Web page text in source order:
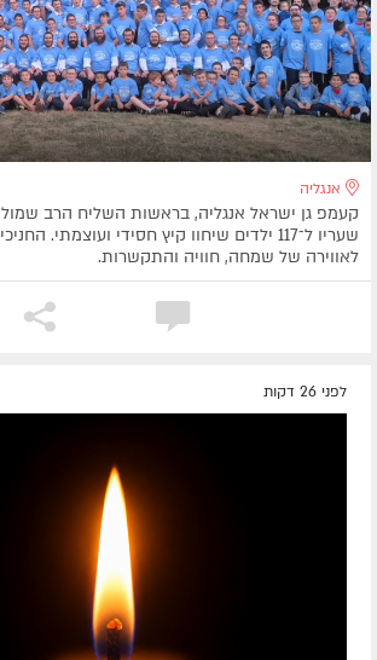
אנגליה
קעמפ גן ישראל אנגליה, בראשות השליח הרב
לאווירה של שמחה, חוויה והתקשרות.
לפני 26 דקות